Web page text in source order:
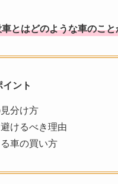
とはどのような車のこ
ント
分け方
けるべき理由
車の買い方